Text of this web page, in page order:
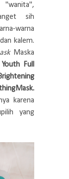
sih
warna
kalem.
Maska
Full
karena
yang